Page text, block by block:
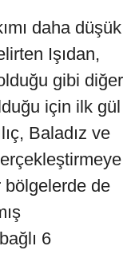
daha düşük
Işıdan,
gibi diğer
için ilk gül
Baladız ve
bölgelerde de
6